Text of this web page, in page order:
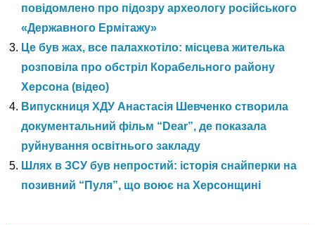
повідомлено про підозру археологу російського
«Державного Ермітажу»
Це був жах, все палахкотіло: місцева жителька
розповіла про обстріл Корабельного району
Херсона (відео)
Випускниця ХДУ Анастасія Шевченко створила
документальний фільм “Dear”, де показала
руйнування освітнього закладу
Шлях в ЗСУ був непростий: історія снайперки на
позивний “Пуля”, що воює на Херсонщині